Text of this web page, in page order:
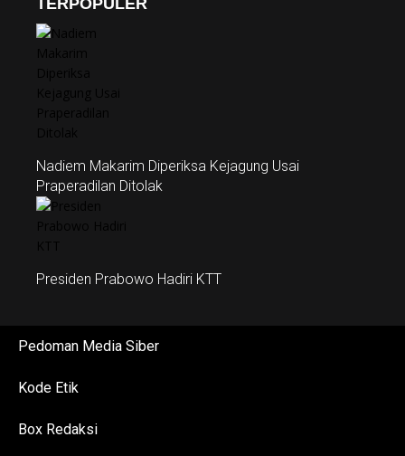
TERPOPULER
Nadiem Makarim Diperiksa Kejagung Usai
Praperadilan Ditolak
Presiden Prabowo Hadiri KTT
Pedoman Media Siber
Kode Etik
Box Redaksi